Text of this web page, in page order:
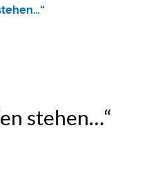
stehen…“